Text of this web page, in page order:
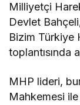
Milliyetçi
Devlet
Bizim Türkiye
toplantısında
MHP lideri,
Mahkemesi